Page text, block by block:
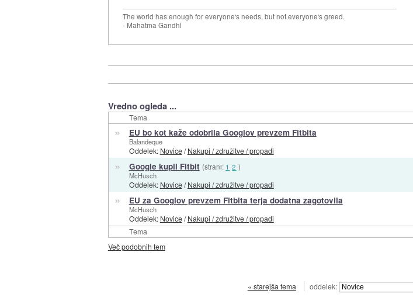
The world has enough for everyone's needs, but not everyone's greed.
- Mahatma Gandhi
Vredno ogleda ...
Tema
Tema
» EU bo kot kaže odobrila Googlov prevzem Fitbita
Balandeque
Oddelek: Novice/Nakupi / združitve / propadi
» Google kupil Fitbit (strani: 1 2 )
McHusch
Oddelek: Novice/Nakupi / združitve / propadi
» EU za Googlov prevzem Fitbita terja dodatna zagotovila
McHusch
Oddelek: Novice/Nakupi / združitve / propadi
Več podobnih tem
« starejša tema oddelek: